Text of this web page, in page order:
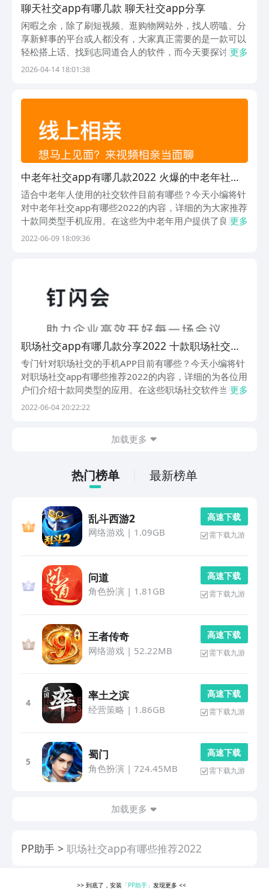
聊天社交app有哪几款 聊天社交app分享
闲暇之余，除了刷短视频、逛购物网站外，找人唠嗑、分
享新鲜事的平台或人都没有，大家真正需要的是一款可以
轻松搭上话、找到志同道合人的软件，而今天要探讨的就
是聊天社交app存在的意义，从日常联系到拓展交际圈
中...
更多
2026-04-14 18:01:38
中老年社交app有哪几款2022 火爆的中老年社交
app前十
适合中老年人使用的社交软件目前有哪些？今天小编将针
对中老年社交app有哪些2022的内容，详细的为大家推荐
十款同类型手机应用。在这些为中老年用户提供了良好社
交体验的APP当中，用户们可以参与到不同的活动中去。
更多
2022-06-09 18:09:36
职场社交app有哪几款分享2022 十款职场社交
app精品
专门针对职场社交的手机APP目前有哪些？今天小编将针
对职场社交app有哪些推荐2022的内容，详细的为各位用
户们介绍十款同类型的应用。在这些职场社交软件当中，
各类专业的职场功能将为用户们免费开启。
更多
2022-06-04 20:22:22
加载更多
热门榜单 最新榜单
乱斗西游2
网络游戏| 1.09GB
高 速 下 载
需下载九游
问道
角色扮演 | 1.81GB
高 速 下 载
需下载九游
王者传奇
网络游戏| 52.22MB
高 速 下 载
需下载九游
4
率土之滨
经营策略 | 1.86GB
高 速 下 载
需下载九游
5
蜀门
角色扮演 | 724.45MB
高 速 下 载
需下载九游
加载更多
PP助手 职场社交app有哪些推荐2022
>> 到底了，安装 「PP助手」 发现更多<<